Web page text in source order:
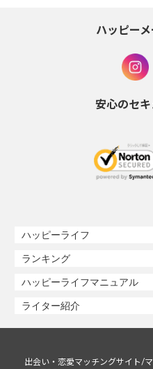
ハッピー
安心のセ
ハッピーライフ
ランキング
ハッピーライフマニュアル
ライター紹介
出会い・恋愛マッチングサイト/